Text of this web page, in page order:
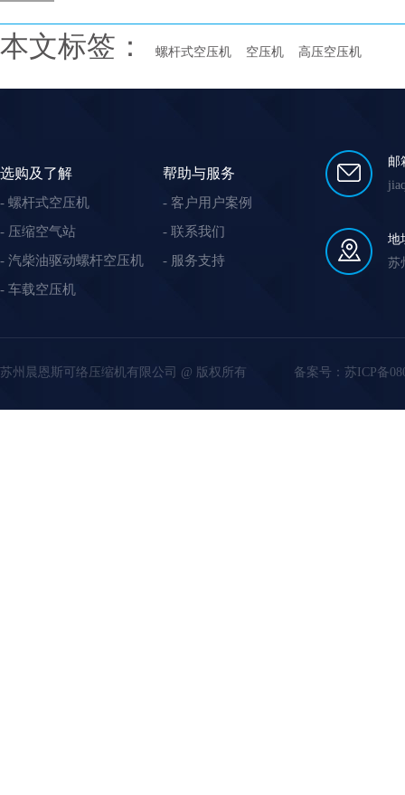
本文标签： 螺杆式空压机 空压机 高压空压机
选购及了解
螺杆式空压机
压缩空气站
汽柴油驱动螺杆空压机
车载空压机
帮助与服务
客户用户案例
联系我们
服务支持
邮
地
苏
苏州晨恩斯可络压缩机有限公司 @ 版权所有 备案号： 苏ICP备